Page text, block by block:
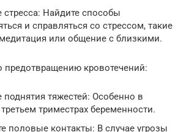
стресса: Найдите способы
и справляться со стрессом, такие
или общение с близкими.
предотвращению кровотечений:
поднятия тяжестей: Особенно в
триместрах беременности.
половые контакты: В случае угрозы